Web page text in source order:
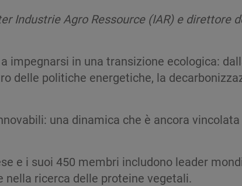
Industrie Agro Ressource (IAR) e direttore
impegnarsi in una transizione ecologica:
delle politiche energetiche, la
una dinamica che è ancora vincolata
e i suoi 450 membri includono leader
ricerca delle proteine vegetali.